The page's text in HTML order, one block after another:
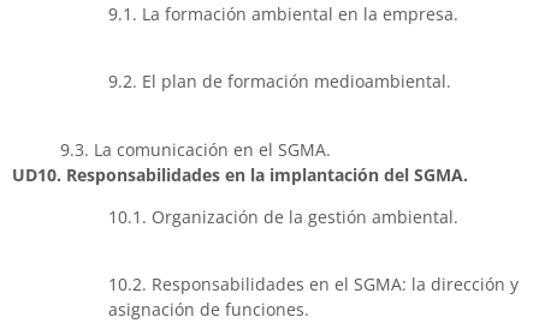
9.1. La formación ambiental en la empresa.
9.2. El plan de formación medioambiental.
9.3. La comunicación en el SGMA.
UD10. Responsabilidades en la implantación del SGMA.
10.1. Organización de la gestión ambiental.
10.2. Responsabilidades en el SGMA: la dirección y
asignación de funciones.